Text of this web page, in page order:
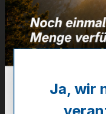
Weitere
✔E=113,8 Diff=2,9
111,00 €
✔ Auf LagerJa, wir